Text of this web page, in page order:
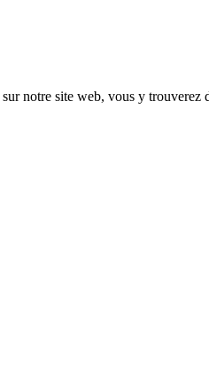
sur notre site web, vous y trouverez